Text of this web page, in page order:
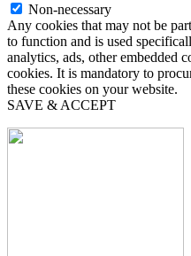
Non-necessary
Any cookies that may not be
to function and is used
analytics, ads, other embedded
cookies. It is mandatory to
these cookies on your website.
SAVE & ACCEPT